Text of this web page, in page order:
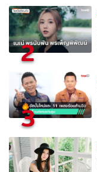
2
3